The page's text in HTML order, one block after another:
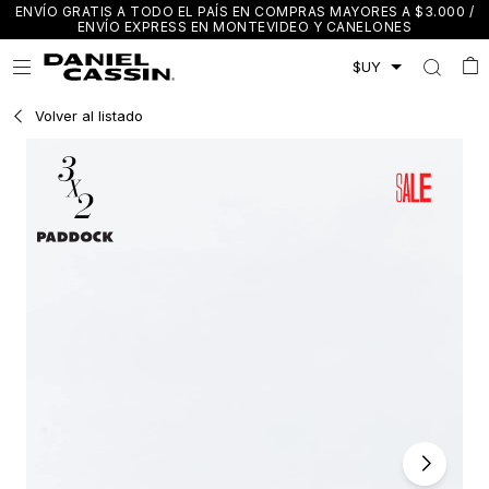
ENVÍO GRATIS A TODO EL PAÍS EN COMPRAS MAYORES A $3.000 /
ENVÍO EXPRESS EN MONTEVIDEO Y CANELONES

Volver al listado